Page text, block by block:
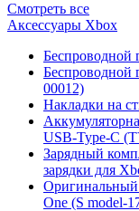
Смотреть все
Аксессуары Xbox
Беспроводной
Беспроводной
00012)
Накладки на
USB-Type-C
Зарядный
зарядки для
Оригинальный
One (S model-